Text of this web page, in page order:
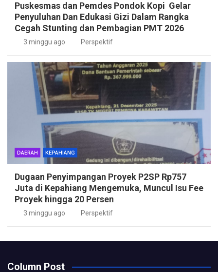
Puskesmas dan Pemdes Pondok Kopi Gelar
Penyuluhan Dan Edukasi Gizi Dalam Rangka
Cegah Stunting dan Pembagian PMT 2026
3 minggu ago Perspektif
DAERAH KEPAHIANG
Dugaan Penyimpangan Proyek P2SP Rp757
Juta di Kepahiang Mengemuka, Muncul Isu Fee
Proyek hingga 20 Persen
3 minggu ago Perspektif
Column Post